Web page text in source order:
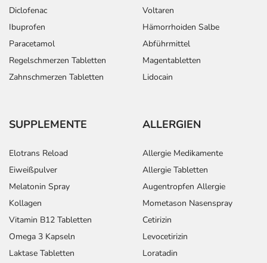
Diclofenac
Ibuprofen
Paracetamol
Regelschmerzen Tabletten
Zahnschmerzen Tabletten
Voltaren
Hämorrhoiden Salbe
Abführmittel
Magentabletten
Lidocain
SUPPLEMENTE
Elotrans Reload
Eiweißpulver
Melatonin Spray
Kollagen
Vitamin B12 Tabletten
Omega 3 Kapseln
Laktase Tabletten
ALLERGIEN
Allergie Medikamente
Allergie Tabletten
Augentropfen Allergie
Mometason Nasenspray
Cetirizin
Levocetirizin
Loratadin